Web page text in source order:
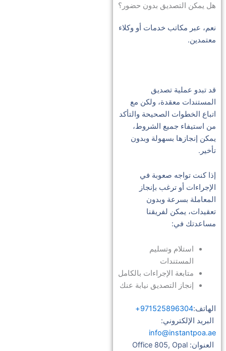
هل يمكن التصديق بدون حضور؟
نعم، عبر مكاتب خدمات أو وكلاء
معتمدين.
قد تبدو عملية تصديق
المستندات معقدة، ولكن مع
اتباع الخطوات الصحيحة والتأكد
من استيفاء جميع الشروط،
يمكن إنجازها بسهولة وبدون
تأخير.
إذا كنت تواجه صعوبة في
الإجراءات أو ترغب بإنجاز
المعاملة بسرعة وبدون
تعقيدات، يمكن لفريقنا
مساعدتك في:
استلام وتسليم
المستندات
متابعة الإجراءات بالكامل
إنجاز التصديق نيابة عنك
الهاتف:971525896304+
البريد الإلكتروني:
info@instantpoa.ae
العنوان: Office 805, Opal